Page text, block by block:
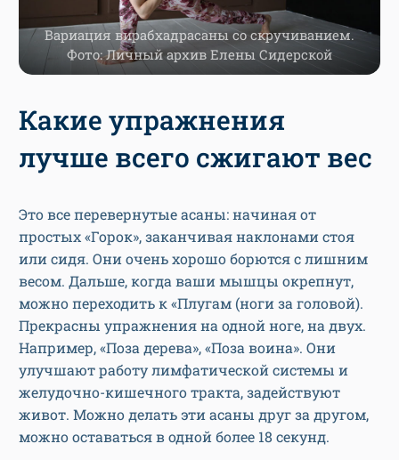
Вариация вирабхадрасаны со скручиванием.
Фото: Личный архив Елены Сидерской
Какие упражнения
лучше всего сжигают вес
Это все перевернутые асаны: начиная от
простых «Горок», заканчивая наклонами стоя
или сидя. Они очень хорошо борются с лишним
весом. Дальше, когда ваши мышцы окрепнут,
можно переходить к «Плугам (ноги за головой).
Прекрасны упражнения на одной ноге, на двух.
Например, «Поза дерева», «Поза воина». Они
улучшают работу лимфатической системы и
желудочно-кишечного тракта, задействуют
живот. Можно делать эти асаны друг за другом,
можно оставаться в одной более 18 секунд.